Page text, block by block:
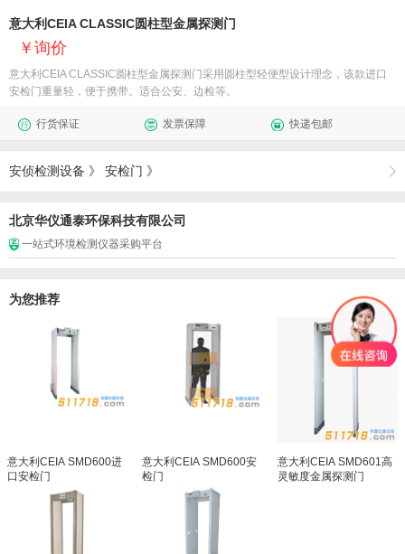
意大利CEIA CLASSIC圆柱型金属探测门
询价
意大利CEIA CLASSIC圆柱型金属探测门采用圆柱型轻便型设计理念，该款进口
安检门重量轻，便于携带。适合公安、边检等。
行货保证 发票保障 快递包邮
安侦检测设备 》 安检门 》
北京华仪通泰环保科技有限公司
一站式环境检测仪器采购平台
为您推荐
意大利CEIA SMD600进
口安检门
意大利CEIA SMD600安
检门
意大利CEIA SMD601高
灵敏度金属探测门